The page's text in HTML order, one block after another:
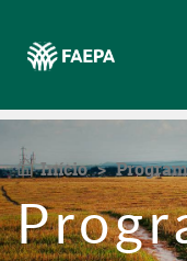
Início